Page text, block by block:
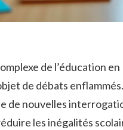
de l’éducation
de débats
de nouvelles
les inégalités